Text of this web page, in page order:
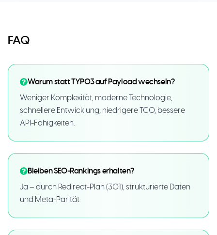
FAQ
Warum statt TYPO3 auf Payload wechseln?
Weniger Komplexität, moderne Technologie,
schnellere Entwicklung, niedrigere TCO, bessere
API-Fähigkeiten.
Bleiben SEO-Rankings erhalten?
Ja – durch Redirect-Plan (301), strukturierte Daten
und Meta-Parität.